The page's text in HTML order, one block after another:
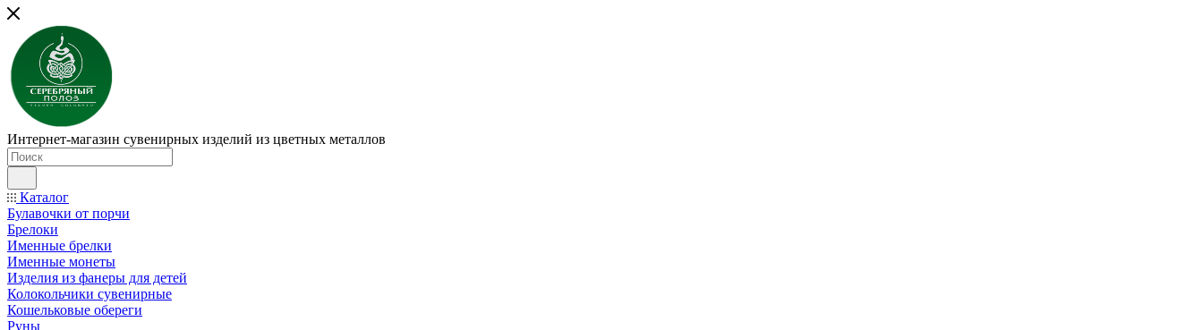
Интернет-магазин сувенирных изделий из цветных металлов
Каталог
Булавочки от порчи
Брелоки
Именные брелки
Именные монеты
Изделия из фанеры для детей
Колокольчики сувенирные
Кошельковые обереги
Руны